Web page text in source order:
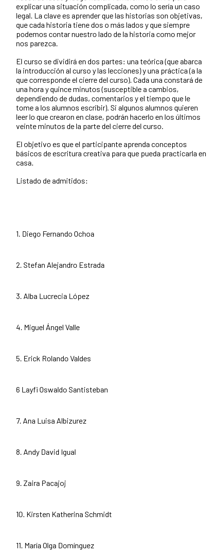
explicar una situación complicada, como lo sería un caso
legal. La clave es aprender que las historias son objetivas,
que cada historia tiene dos o más lados y que siempre
podemos contar nuestro lado de la historia como mejor
nos parezca.
El curso se dividirá en dos partes: una teórica (que abarca
la introducción al curso y las lecciones) y una práctica (a la
que corresponde el cierre del curso). Cada una constará de
una hora y quince minutos (susceptible a cambios,
dependiendo de dudas, comentarios y el tiempo que le
tome a los alumnos escribir). Si algunos alumnos quieren
leer lo que crearon en clase, podrán hacerlo en los últimos
veinte minutos de la parte del cierre del curso.
El objetivo es que el participante aprenda conceptos
básicos de escritura creativa para que pueda practicarla en
casa.
Listado de admitidos:
1. Diego Fernando Ochoa
2. Stefan Alejandro Estrada
3. Alba Lucrecia López
4. Miguel Ángel Valle
5. Erick Rolando Valdes
6 Layfi Oswaldo Santisteban
7. Ana Luisa Albizurez
8. Andy David Igual
9. Zaira Pacajoj
10. Kirsten Katherina Schmidt
11. María Olga Domínguez